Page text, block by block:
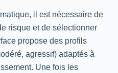
il est nécessaire de
risque et de sélectionner
propose des profils
agressif) adaptés à
Une fois les